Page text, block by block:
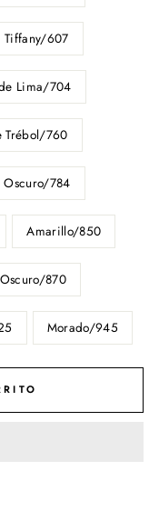
Tiffany/607
Lima/704
Trébol/760
Oscuro/784
Amarillo/850
870
Morado/945